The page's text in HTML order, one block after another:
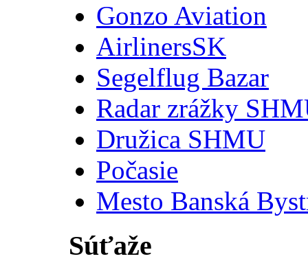
Gonzo Aviation
AirlinersSK
Segelflug Bazar
Radar zrážky
Družica SHMU
Počasie
Mesto Banská
Súťaže